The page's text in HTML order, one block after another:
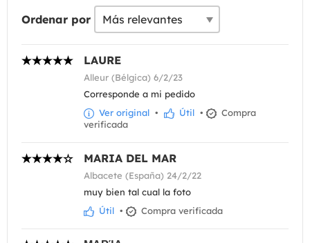
Ordenar por
LAURE
Alleur (Bélgica) 6/2/23
Corresponde a mi pedido
Ver original • Útil •
Compra
verificada
MARIA DEL MAR
Albacete (España) 24/2/22
muy bien tal cual la foto
Útil • Compra verificada